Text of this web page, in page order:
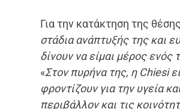
Για την κατάκτηση της
στάδια ανάπτυξής της και
δίνουν να είμαι μέρος ενός
«Στον πυρήνα της, ηChiesi
φροντίζουν για την υγεία
περιβάλλον και τις